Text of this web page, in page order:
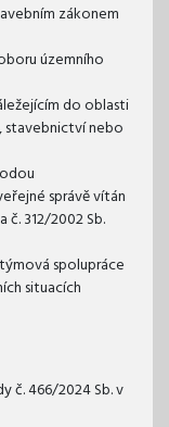
zákonem
územního
do oblasti
stavebnictví nebo
správě vítán
č. 312/2002 Sb.
spolupráce
situacích
č. 466/2024 Sb. v